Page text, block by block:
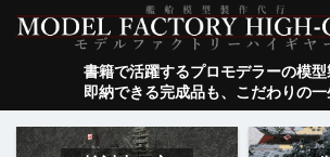
書籍で活躍するプロモデラーの模型
即納できる完成品も、こだわりの一